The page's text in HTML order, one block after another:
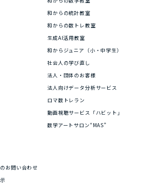
和からの統計教室
和からの数トレ教室
生成AI活用教室
和からジュニア（小・中学生）
社会人の学び直し
法人・団体のお客様
法人向けデータ分析サービス
ロマ数トレラン
動画視聴サービス「ハビット」
数学アートサロン“MAS”
お問い合わせ